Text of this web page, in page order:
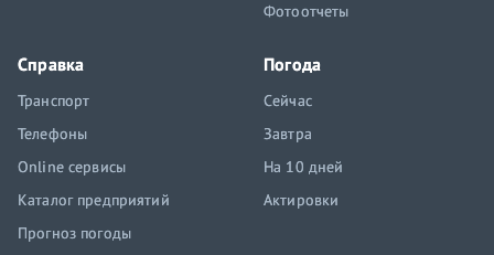
Фотоотчеты
Справка
Транспорт
Телефоны
Online сервисы
Каталог предприятий
Прогноз погоды
Погода
Сейчас
Завтра
На 10 дней
Актировки